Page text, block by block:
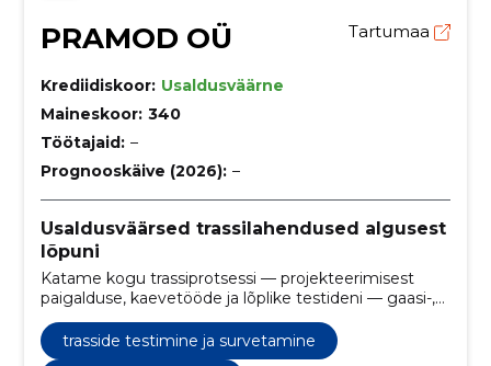
PRAMOD OÜ Tartumaa
Krediidiskoor: Usaldusväärne
Maineskoor: 340
Töötajaid: –
Prognooskäive (2026): –
Usaldusväärsed trassilahendused algusest
lõpuni
Katame kogu trassiprotsessi — projekteerimisest
paigalduse, kaevetööde ja lõplike testideni — gaasi-,
vee- ja kanalisatsioonivõrkude jaoks, tagades ohutuse
ja töökindluse.
trasside testimine ja survetamine